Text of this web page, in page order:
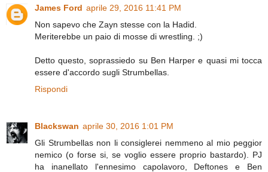
James Ford aprile 29, 2016 11:41 PM
Non sapevo che Zayn stesse con la Hadid.
Meriterebbe un paio di mosse di wrestling. ;)
Detto questo, soprassiedo su Ben Harper e quasi mi tocca
essere d'accordo sugli Strumbellas.
Rispondi
Blackswan aprile 30, 2016 1:01 PM
Gli Strumbellas non li consiglerei nemmeno al mio peggior
nemico (o forse si, se voglio essere proprio bastardo). PJ
ha inanellato l'ennesimo capolavoro, Deftones e Ben